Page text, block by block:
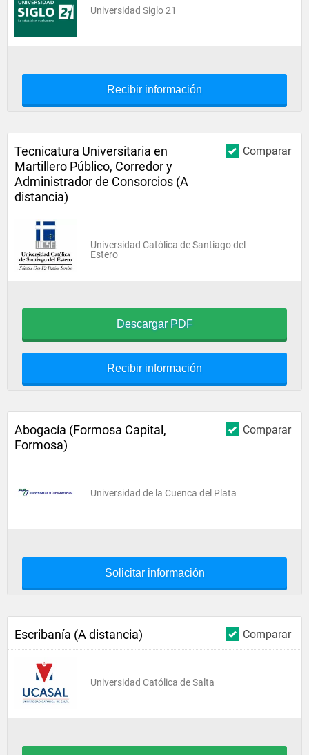
Universidad Siglo 21
Recibir información
Comparar
Tecnicatura Universitaria en
Martillero Público, Corredor y
Administrador de Consorcios (A
distancia)
Universidad Católica de Santiago del
Estero
Descargar PDF
Recibir información
Comparar
Abogacía (Formosa Capital,
Formosa)
Universidad de la Cuenca del Plata
Solicitar información
Comparar
Escribanía (A distancia)
Universidad Católica de Salta